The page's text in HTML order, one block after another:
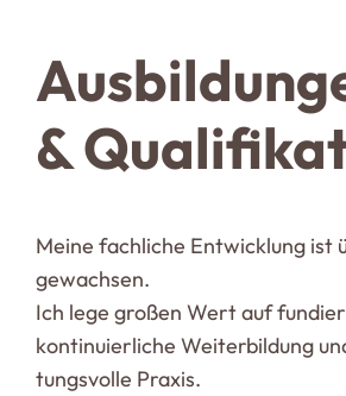
&
Meine fach­liche Ent­wicklung ist
gewachsen.
Ich lege großen Wert auf
kon­ti­nu­ier­liche Wei­ter­bildung
tungs­volle Praxis.